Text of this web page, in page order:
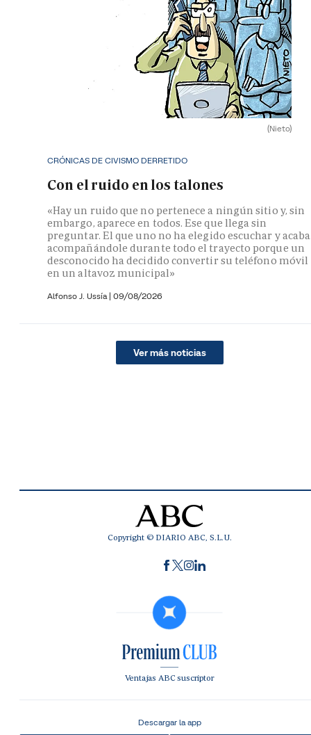
(Nieto)
CRÓNICAS DE CIVISMO DERRETIDO
Con el ruido en los talones
«Hay un ruido que no pertenece a ningún sitio y, sin
embargo, aparece en todos. Ese que llega sin
preguntar. El que uno no ha elegido escuchar y acaba
acompañándole durante todo el trayecto porque un
desconocido ha decidido convertir su teléfono móvil
en un altavoz municipal»
Alfonso J. Ussía | 09/08/2026
Ver más noticias
Copyright © DIARIO ABC, S.L.U.
Ventajas ABC suscriptor
Descargar la app